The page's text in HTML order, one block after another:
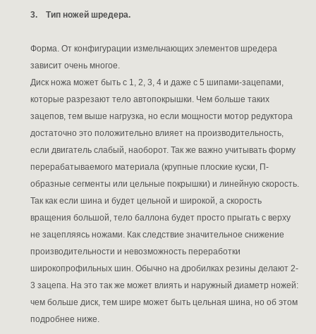
3. Тип ножей шредера.
Форма. От конфигурации измельчающих элементов шредера
зависит очень многое.
Диск ножа может быть с 1, 2, 3, 4 и даже с 5 шипами-зацепами,
которые разрезают тело автопокрышки. Чем больше таких
зацепов, тем выше нагрузка, но если мощности мотор редуктора
достаточно это положительно влияет на производительность,
если двигатель слабый, наоборот. Так же важно учитывать форму
перерабатываемого материала (крупные плоские куски, П-
образные сегменты или цельные покрышки) и линейную скорость.
Так как если шина и будет цельной и широкой, а скорость
вращения большой, тело баллона будет просто прыгать с верху
не зацепляясь ножами. Как следствие значительное снижение
производительности и невозможность переработки
широкопрофильных шин. Обычно на дробилках резины делают 2-
3 зацепа. На это так же может влиять и наружный диаметр ножей:
чем больше диск, тем шире может быть цельная шина, но об этом
подробнее ниже.